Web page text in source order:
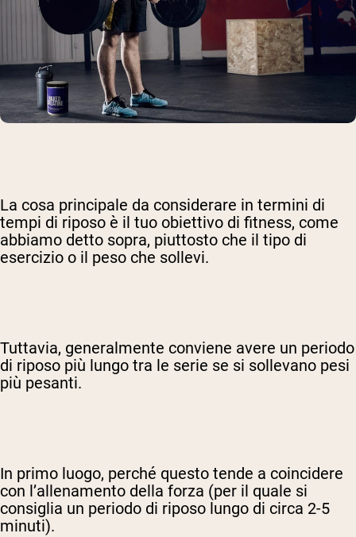
La cosa principale da considerare in termini di
tempi di riposo è il tuo obiettivo di fitness, come
abbiamo detto sopra, piuttosto che il tipo di
esercizio o il peso che sollevi.
Tuttavia, generalmente conviene avere un periodo
di riposo più lungo tra le serie se si sollevano pesi
più pesanti.
In primo luogo, perché questo tende a coincidere
con l’allenamento della forza (per il quale si
consiglia un periodo di riposo lungo di circa 2-5
minuti).